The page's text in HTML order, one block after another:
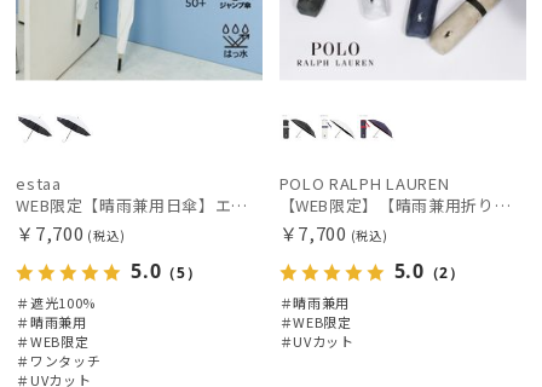
estaa
WEB限定【晴雨兼用日傘】エスタ(estaa)REIKYAKUパラソル 55㎝ ラディクール 遮光100 UV100 ボタンジャンプ
￥7,700 (税込)
5.0 （5）
＃遮光100%
＃晴雨兼用
＃WEB限定
＃ワンタッチ
＃UVカット
POLO RALPH LAUREN
【WEB限定】【晴雨兼用折りたたみ日傘】ポロ ラルフ ローレン (POLO RALPH LAUREN) 遮熱 UV 晴雨兼用
￥7,700 (税込)
5.0 （2）
＃晴雨兼用
＃WEB限定
＃UVカット